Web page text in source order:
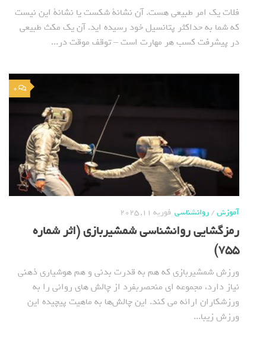
فلات یک امر طبیعی هست. آن نشانة شکست یا نشانة این نیست
که شما به حداکثر پتانسیل خود رسیده اید. آن یک مکث طبیعی
در پیشرفت کسب هر مهارت است – توقف موقت در...
0
آموزش/روانشناسی فوریه 11, 2025
رمزگشایی روانشناسی شمشیربازی (اثر شماره
755)
ورزش شمشیربازی که هم به قدرت بدنی و هم هوشیاری ذهنی
نیاز دارد، مجموعه ای منحصربفرد از چالش های روانی را به
ورزشکاران ارائه می کند. این چالش‌ها به ماهیت پیچیده این
ورزش زیبا...